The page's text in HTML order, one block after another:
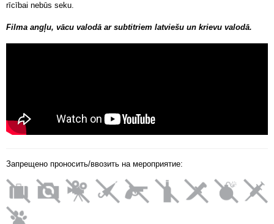
rīcībai nebūs seku.
Filma angļu, vācu valodā ar subtitriem latviešu un krievu valodā.
Запрещено проносить/ввозить на мероприятие: